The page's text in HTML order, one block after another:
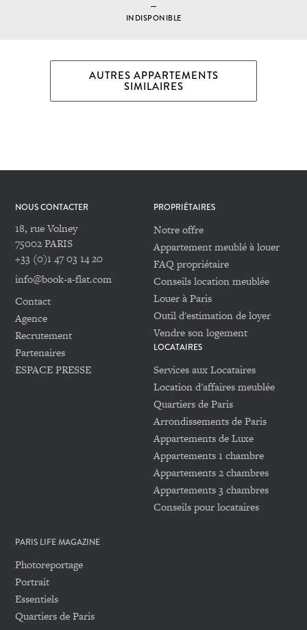
INDISPONIBLE
AUTRES APPARTEMENTS
SIMILAIRES
NOUS CONTACTER
18, rue Volney
75002 PARIS
+33 (0)1 47 03 14 20
info@book-a-flat.com
Contact
Agence
Recrutement
Partenaires
ESPACE PRESSE
PROPRIÉTAIRES
Notre offre
Appartement meublé à louer
FAQ propriétaire
Conseils location meublée
Louer à Paris
Outil d'estimation de loyer
Vendre son logement
LOCATAIRES
Services aux Locataires
Location d'affaires meublée
Quartiers de Paris
Arrondissements de Paris
Appartements de Luxe
Appartements 1 chambre
Appartements 2 chambres
Appartements 3 chambres
Conseils pour locataires
PARIS LIFE MAGAZINE
Photoreportage
Portrait
Essentiels
Quartiers de Paris